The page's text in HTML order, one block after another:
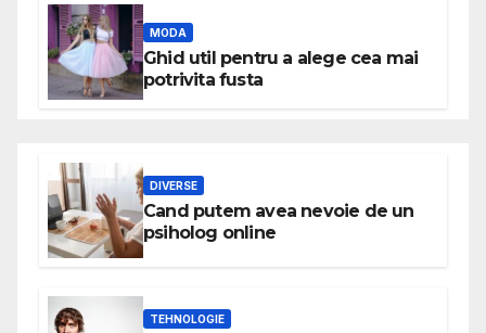
MODA
Ghid util pentru a alege cea mai
potrivita fusta
DIVERSE
Cand putem avea nevoie de un
psiholog online
TEHNOLOGIE